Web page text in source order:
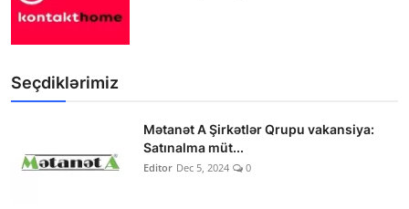
Seçdiklərimiz
Mətanət A Şirkətlər Qrupu vakansiya:
Satınalma müt...
Editor Dec 5, 2024 0